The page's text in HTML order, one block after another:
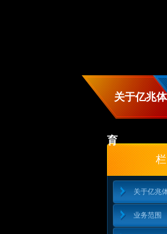
关于亿兆体
育
关于亿兆
业务范围